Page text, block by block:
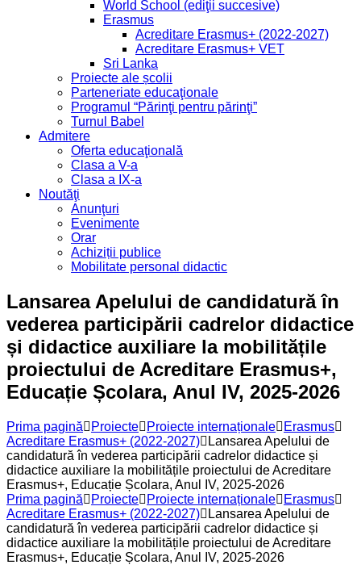
World School (ediţii succesive)
Erasmus
Acreditare Erasmus+ (2022-2027)
Acreditare Erasmus+ VET
Sri Lanka
Proiecte ale școlii
Parteneriate educaţionale
Programul “Părinţi pentru părinţi”
Turnul Babel
Admitere
Oferta educaţională
Clasa a V-a
Clasa a IX-a
Noutăţi
Anunţuri
Evenimente
Orar
Achiziții publice
Mobilitate personal didactic
Lansarea Apelului de candidatură în
vederea participării cadrelor didactice
și didactice auxiliare la mobilitățile
proiectului de Acreditare Erasmus+,
Educație Școlara, Anul IV, 2025-2026
Prima pagină Proiecte Proiecte internaționale
Erasmus
Acreditare Erasmus+ (2022-2027)
Lansarea Apelului de
candidatură în vederea participării cadrelor didactice și
didactice auxiliare la mobilitățile proiectului de Acreditare
Erasmus+, Educație Școlara, Anul IV, 2025-2026
Prima pagină
Proiecte Proiecte internaționale
Erasmus
Acreditare Erasmus+ (2022-2027)
Lansarea Apelului de
candidatură în vederea participării cadrelor didactice și
didactice auxiliare la mobilitățile proiectului de Acreditare
Erasmus+, Educație Școlara, Anul IV, 2025-2026